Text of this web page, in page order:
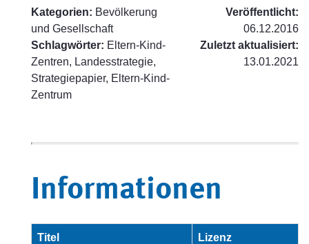
Kategorien: Bevölkerung
und Gesellschaft
Schlagwörter: Eltern-Kind-
Zentren, Landesstrategie,
Strategiepapier, Eltern-Kind-
Zentrum
Veröffentlicht:
06.12.2016
Zuletzt aktualisiert:
13.01.2021
Informationen
Titel Lizenz